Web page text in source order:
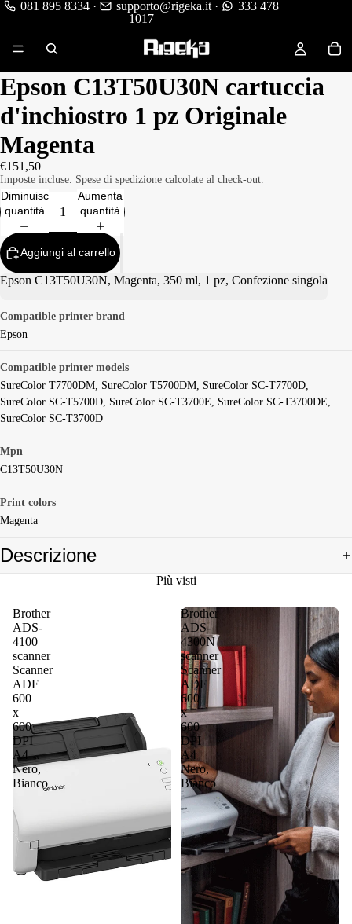
081 895 8334· supporto@rigeka.it ·
333 478
1017
Epson C13T50U30N cartuccia
d'inchiostro 1 pz Originale
Magenta
€151,50
Imposte incluse. Spese di spedizione calcolate al check-out.
Diminuisci
quantità
Aumenta
quantità
Aggiungi al carrello
Epson C13T50U30N, Magenta, 350 ml, 1 pz, Confezione singola
Compatible printer brand
Epson
Compatible printer models
SureColor T7700DM, SureColor T5700DM, SureColor SC-T7700D,
SureColor SC-T5700D, SureColor SC-T3700E, SureColor SC-T3700DE,
SureColor SC-T3700D
Mpn
C13T50U30N
Print colors
Magenta
Descrizione
Più visti
Brother
ADS-
4100
scanner
Scanner
ADF
600
x
600
DPI
A4
Nero,
Bianco
Brother
ADS-
4300N
scanner
Scanner
ADF
600
x
600
DPI
A4
Nero,
Bianco